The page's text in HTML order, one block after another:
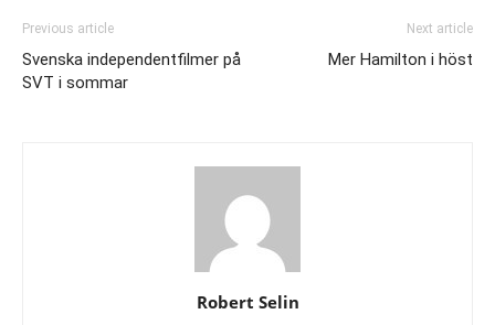
Previous article
Svenska independentfilmer på
SVT i sommar
Next article
Mer Hamilton i höst
Robert Selin